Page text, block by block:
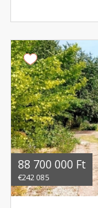
88 700 000 Ft
€242 085